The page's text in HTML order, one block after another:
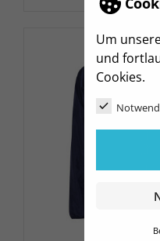
Um
und
Cookies.